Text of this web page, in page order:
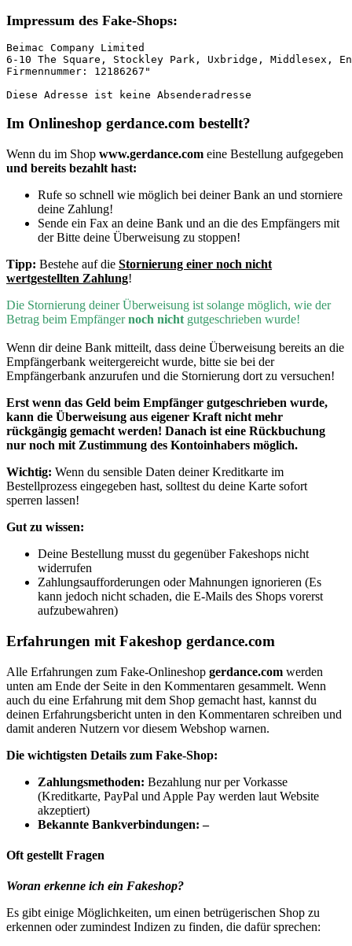
Impressum des Fake-Shops:
Beimac Company Limited
6-10 The Square, Stockley Park, Uxbridge, Middlesex,
Firmennummer: 12186267"
Diese Adresse ist keine Absenderadresse
Im Onlineshop gerdance.com bestellt?
Wenn du im Shop www.gerdance.com eine Bestellung aufgegeben
und bereits bezahlt hast:
Rufe so schnell wie möglich bei deiner Bank an und storniere
deine Zahlung!
Sende ein Fax an deine Bank und an die des Empfängers mit
der Bitte deine Überweisung zu stoppen!
Tipp: Bestehe auf die Stornierung einer noch nicht
wertgestellten Zahlung!
Die Stornierung deiner Überweisung ist solange möglich, wie der
Betrag beim Empfängernoch nicht gutgeschrieben wurde!
Wenn dir deine Bank mitteilt, dass deine Überweisung bereits an die
Empfängerbank weitergereicht wurde, bitte sie bei der
Empfängerbank anzurufen und die Stornierung dort zu versuchen!
Erst wenn das Geld beim Empfänger gutgeschrieben wurde,
kann die Überweisung aus eigener Kraft nicht mehr
rückgängig gemacht werden! Danach ist eine Rückbuchung
nur noch mit Zustimmung des Kontoinhabers möglich.
Wichtig: Wenn du sensible Daten deiner Kreditkarte im
Bestellprozess eingegeben hast, solltest du deine Karte sofort
sperren lassen!
Gut zu wissen:
Deine Bestellung musst du gegenüber Fakeshops nicht
widerrufen
Zahlungsaufforderungen oder Mahnungen ignorieren (Es
kann jedoch nicht schaden, die E-Mails des Shops vorerst
aufzubewahren)
Erfahrungen mit Fakeshop gerdance.com
Alle Erfahrungen zum Fake-Onlineshop gerdance.com werden
unten am Ende der Seite in den Kommentaren gesammelt. Wenn
auch du eine Erfahrung mit dem Shop gemacht hast, kannst du
deinen Erfahrungsbericht unten in den Kommentaren schreiben und
damit anderen Nutzern vor diesem Webshop warnen.
Die wichtigsten Details zum Fake-Shop:
Zahlungsmethoden: Bezahlung nur per Vorkasse
(Kreditkarte, PayPal und Apple Pay werden laut Website
akzeptiert)
Bekannte Bankverbindungen: –
Oft gestellt Fragen
Woran erkenne ich ein Fakeshop?
Es gibt einige Möglichkeiten, um einen betrügerischen Shop zu
erkennen oder zumindest Indizen zu finden, die dafür sprechen: